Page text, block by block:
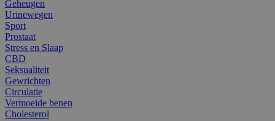
Geheugen
Urinewegen
Sport
Prostaat
Stress en Slaap
CBD
Seksualiteit
Gewrichten
Circulatie
Vermoeide benen
Cholesterol